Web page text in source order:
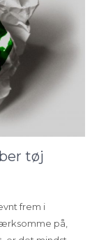
tøj
frem i
på,